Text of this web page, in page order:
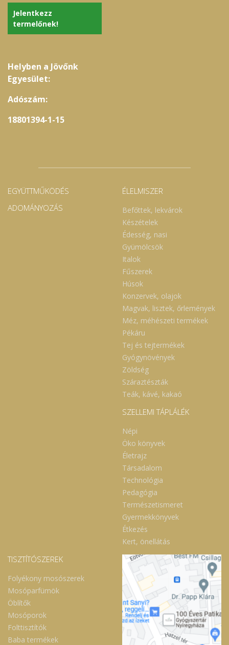
Jelentkezz
termelőnek!
Helyben a Jövőnk
Egyesület:
Adószám:
18801394-1-15
EGYÜTTMŰKÖDÉS
ADOMÁNYOZÁS
ÉLELMISZER
Befőttek, lekvárok
Készételek
Édesség, nasi
Gyümölcsök
Italok
Fűszerek
Húsok
Konzervek, olajok
Magvak, lisztek, őrlemények
Méz, méhészeti termékek
Pékáru
Tej és tejtermékek
Gyógynövények
Zöldség
Száraztészták
Teák, kávé, kakaó
SZELLEMI TÁPLÁLÉK
Népi
Öko könyvek
Életrajz
Társadalom
Technológia
Pedagógia
Természetismeret
Gyermekkönyvek
Étkezés
Kert, önellátás
TISZTÍTÓSZEREK
Folyékony mosószerek
Mosóparfümök
Öblítők
Mosóporok
Folttisztítók
Baba termékek